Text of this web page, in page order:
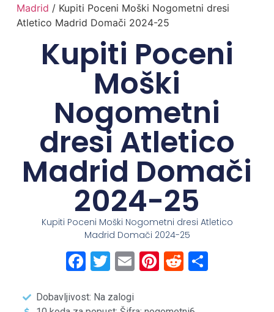
Madrid / Kupiti Poceni Moški Nogometni dresi
Atletico Madrid Domači 2024-25
Kupiti Poceni
Moški
Nogometni
dresi Atletico
Madrid Domači
2024-25
Kupiti Poceni Moški Nogometni dresi Atletico
Madrid Domači 2024-25
Facebook
Twitter
EmailPinterest
Reddit
Dobavljivost: Na zalogi